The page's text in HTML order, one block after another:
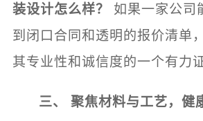
装设计怎么样？
如果一家公司
到闭口合同和透明的报价清单
其专业性和诚信度的一个有力
三、 聚焦材料与工艺，健